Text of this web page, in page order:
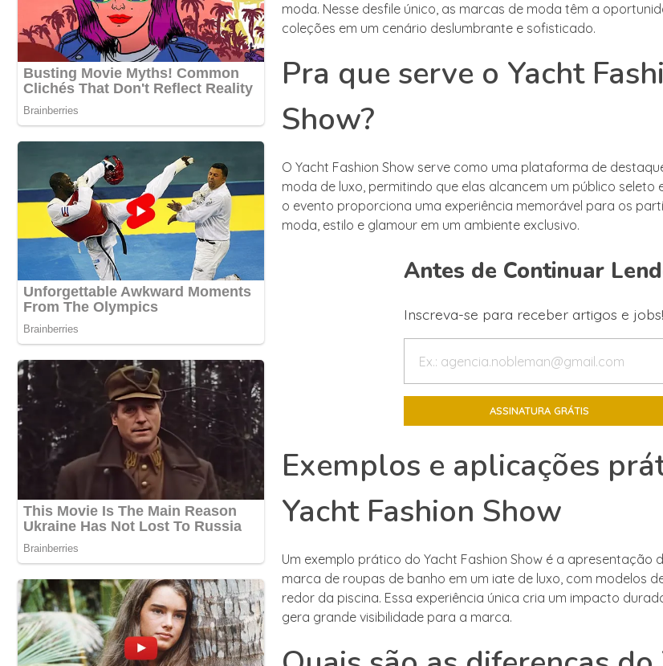
moda. Nesse desfile único, as marcas de moda têm a
coleções em um cenário deslumbrante e sofisticado.
Pra que serve o Yacht
Show?
O Yacht Fashion Show serve como uma plataforma de
moda de luxo, permitindo que elas alcancem um público seleto
o evento proporciona uma experiência memorável para os
moda, estilo e glamour em um ambiente exclusivo.
Antes de Continuar
Inscreva-se para receber artigos e jobs!
Exemplos e aplicações
Yacht Fashion Show
Um exemplo prático do Yacht Fashion Show é a apresentação
marca de roupas de banho em um iate de luxo, com modelos
redor da piscina. Essa experiência única cria um impacto
gera grande visibilidade para a marca.